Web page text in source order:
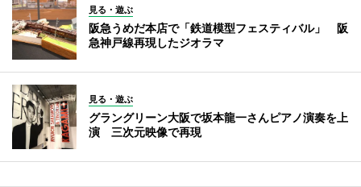
見る・遊ぶ
阪急うめだ本店で「鉄道模型フェスティバル」 阪
急神戸線再現したジオラマ
見る・遊ぶ
グラングリーン大阪で坂本龍一さんピアノ演奏を上
演 三次元映像で再現